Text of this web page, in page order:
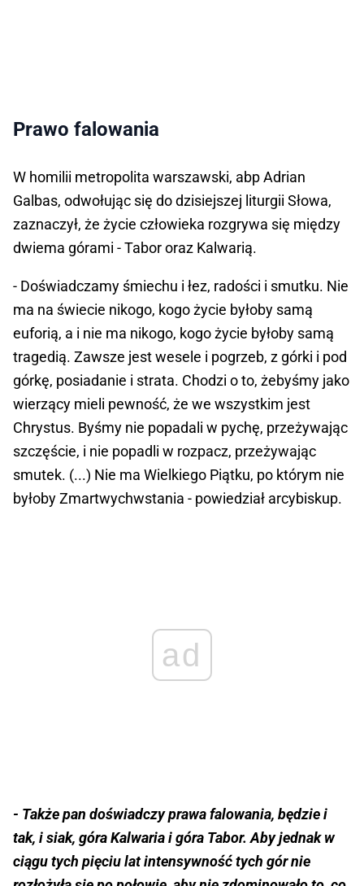
Prawo falowania
W homilii metropolita warszawski, abp Adrian
Galbas, odwołując się do dzisiejszej liturgii Słowa,
zaznaczył, że życie człowieka rozgrywa się między
dwiema górami - Tabor oraz Kalwarią.
- Doświadczamy śmiechu i łez, radości i smutku. Nie
ma na świecie nikogo, kogo życie byłoby samą
euforią, a i nie ma nikogo, kogo życie byłoby samą
tragedią. Zawsze jest wesele i pogrzeb, z górki i pod
górkę, posiadanie i strata. Chodzi o to, żebyśmy jako
wierzący mieli pewność, że we wszystkim jest
Chrystus. Byśmy nie popadali w pychę, przeżywając
szczęście, i nie popadli w rozpacz, przeżywając
smutek. (...) Nie ma Wielkiego Piątku, po którym nie
byłoby Zmartwychwstania - powiedział arcybiskup.
ad
- Także pan doświadczy prawa falowania, będzie i
tak, i siak, góra Kalwaria i góra Tabor. Aby jednak w
ciągu tych pięciu lat intensywność tych gór nie